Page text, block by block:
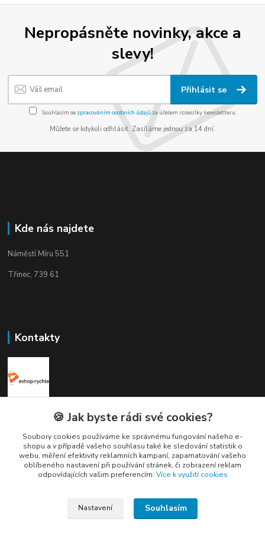
Nepropásněte novinky, akce a
slevy!
Přihlásit se
Souhlasím se zpracováním osobních údajůza účelem rozesílky newsletteru.
Můžete se kdykoli odhlásit. Zasíláme jednou za 14 dní.
Kde nás najdete
Náměstí Míru 551
Třinec, 739 61
Kontakty
Petr Nedvídek
+420 775688827 +420 737670415
(Po-Pá, 9-16 hod.)
🍪 Jak byste rádi své cookies?
Soubory cookies používáme ke správnému fungování našeho e-
shopu a v případě vašeho souhlasu také ke sledování statistik o
webu, měření efektivity reklamních kampaní, zapamatování vašeho
oblíbeného nastavení při používání stránek, či zobrazení reklam
odpovídajících vašim preferencím. Více k využití cookies
Nastavení Souhlasím